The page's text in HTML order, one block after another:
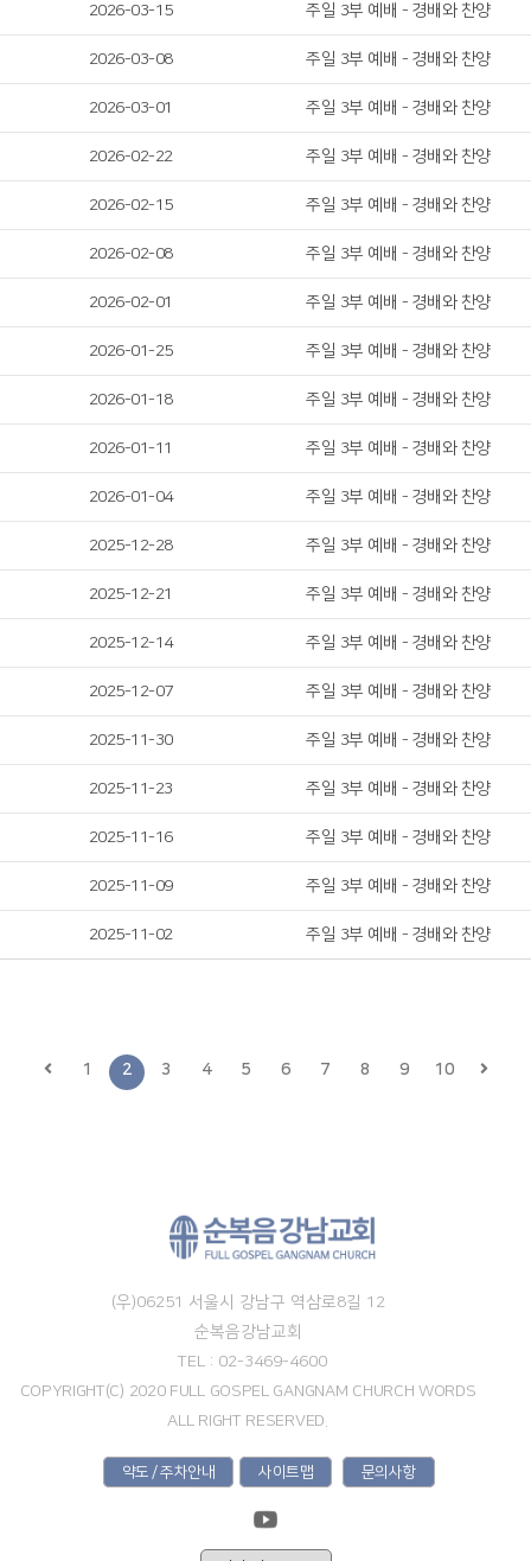
2026-03-15 주일 3부 예배 - 경배와 찬양
2026-03-08 주일 3부 예배 - 경배와 찬양
2026-03-01 주일 3부 예배 - 경배와 찬양
2026-02-22 주일 3부 예배 - 경배와 찬양
2026-02-15 주일 3부 예배 - 경배와 찬양
2026-02-08 주일 3부 예배 - 경배와 찬양
2026-02-01 주일 3부 예배 - 경배와 찬양
2026-01-25 주일 3부 예배 - 경배와 찬양
2026-01-18 주일 3부 예배 - 경배와 찬양
2026-01-11 주일 3부 예배 - 경배와 찬양
2026-01-04 주일 3부 예배 - 경배와 찬양
2025-12-28 주일 3부 예배 - 경배와 찬양
2025-12-21 주일 3부 예배 - 경배와 찬양
2025-12-14 주일 3부 예배 - 경배와 찬양
2025-12-07 주일 3부 예배 - 경배와 찬양
2025-11-30 주일 3부 예배 - 경배와 찬양
2025-11-23 주일 3부 예배 - 경배와 찬양
2025-11-16 주일 3부 예배 - 경배와 찬양
2025-11-09 주일 3부 예배 - 경배와 찬양
2025-11-02 주일 3부 예배 - 경배와 찬양
1 2 3 4 5 6 7 8 9 10
(우)06251 서울시 강남구 역삼로8길 12
순복음강남교회
TEL : 02-3469-4600
COPYRIGHT(C) 2020 FULL GOSPEL GANGNAM CHURCH WORDS
ALL RIGHT RESERVED.
약도 / 주차안내 사이트맵 문의사항